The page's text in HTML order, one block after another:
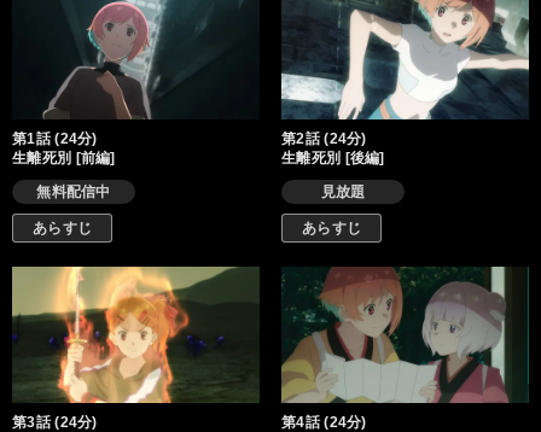
第1話 (24分)
生離死別 [前編]
無料配信中
あらすじ
第2話 (24分)
生離死別 [後編]
見放題
あらすじ
第3話 (24分)
第4話 (24分)